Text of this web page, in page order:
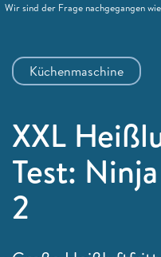
Küchenmaschine
XXL
Test:
2
Wir sind der Frage nachgegangen